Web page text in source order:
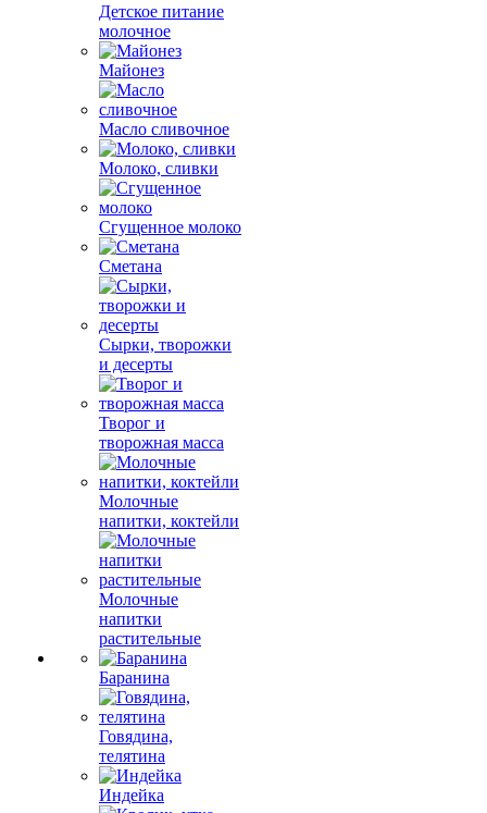
Детское питание
молочное
Майонез
Масло сливочное
Молоко, сливки
Сгущенное молоко
Сметана
Сырки, творожки
и десерты
Творог и
творожная масса
Молочные
напитки, коктейли
Молочные
напитки
растительные
Баранина
Говядина,
телятина
Индейка